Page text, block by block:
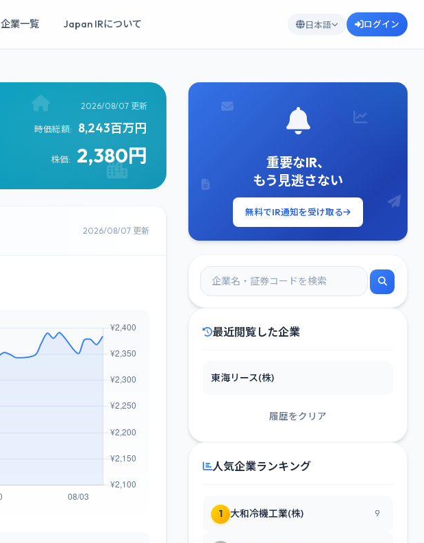
企業一覧 Japan IRについて 日本語 ログイン
2026/08/07 更新
時価総額: 8,243百万円
株価: 2,380円
2026/08/07 更新
重要なIR、
もう見逃さない
無料でIR通知を受け取る
最近閲覧した企業
東海リース(株)
履歴をクリア
人気企業ランキング
1 大和冷機工業(株) 9